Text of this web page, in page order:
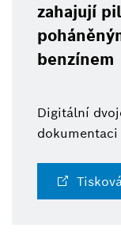
zahajují
benzínem
Digitální
dokumentaci